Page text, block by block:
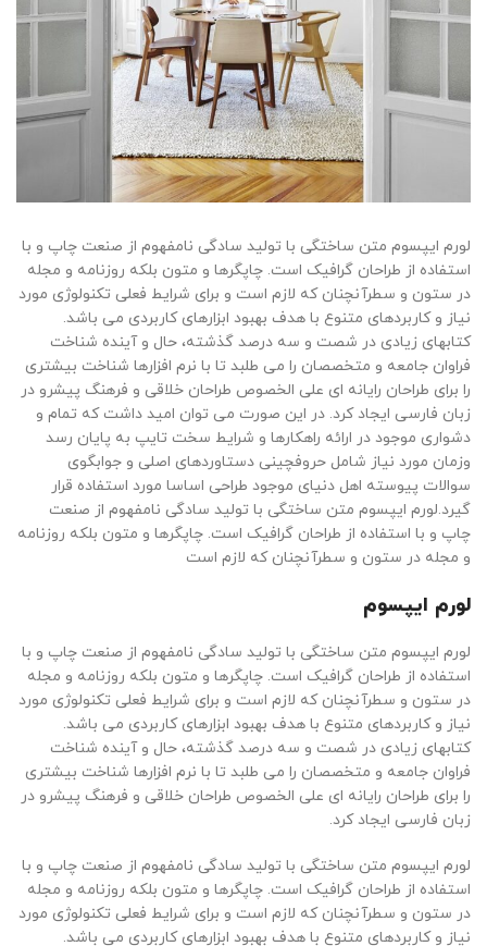
لورم ایپسوم متن ساختگی با تولید سادگی نامفهوم از صنعت چاپ و با
استفاده از طراحان گرافیک است. چاپگرها و متون بلکه روزنامه و مجله
در ستون و سطرآنچنان که لازم است و برای شرایط فعلی تکنولوژی مورد
نیاز و کاربردهای متنوع با هدف بهبود ابزارهای کاربردی می باشد.
کتابهای زیادی در شصت و سه درصد گذشته، حال و آینده شناخت
فراوان جامعه و متخصصان را می طلبد تا با نرم افزارها شناخت بیشتری
را برای طراحان رایانه ای علی الخصوص طراحان خلاقی و فرهنگ پیشرو در
زبان فارسی ایجاد کرد. در این صورت می توان امید داشت که تمام و
دشواری موجود در ارائه راهکارها و شرایط سخت تایپ به پایان رسد
وزمان مورد نیاز شامل حروفچینی دستاوردهای اصلی و جوابگوی
سوالات پیوسته اهل دنیای موجود طراحی اساسا مورد استفاده قرار
گیرد.لورم ایپسوم متن ساختگی با تولید سادگی نامفهوم از صنعت
چاپ و با استفاده از طراحان گرافیک است. چاپگرها و متون بلکه روزنامه
و مجله در ستون و سطرآنچنان که لازم است
لورم ایپسوم
لورم ایپسوم متن ساختگی با تولید سادگی نامفهوم از صنعت چاپ و با
استفاده از طراحان گرافیک است. چاپگرها و متون بلکه روزنامه و مجله
در ستون و سطرآنچنان که لازم است و برای شرایط فعلی تکنولوژی مورد
نیاز و کاربردهای متنوع با هدف بهبود ابزارهای کاربردی می باشد.
کتابهای زیادی در شصت و سه درصد گذشته، حال و آینده شناخت
فراوان جامعه و متخصصان را می طلبد تا با نرم افزارها شناخت بیشتری
را برای طراحان رایانه ای علی الخصوص طراحان خلاقی و فرهنگ پیشرو در
زبان فارسی ایجاد کرد.
لورم ایپسوم متن ساختگی با تولید سادگی نامفهوم از صنعت چاپ و با
استفاده از طراحان گرافیک است. چاپگرها و متون بلکه روزنامه و مجله
در ستون و سطرآنچنان که لازم است و برای شرایط فعلی تکنولوژی مورد
نیاز و کاربردهای متنوع با هدف بهبود ابزارهای کاربردی می باشد.